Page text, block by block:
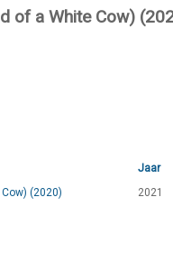
of a White Cow)
Jaar
(2020)
2021